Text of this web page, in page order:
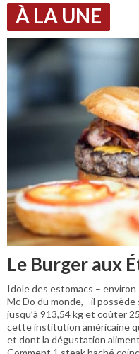
À LA UNE
Le Burger aux
Idole des estomacs –
Mc Do du monde, - il
jusqu’à 913,54 kg et coûter
cette institution américaine
et dont la dégustation